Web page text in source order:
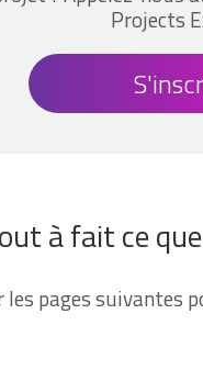
Projects
à fait ce
pages suivantes